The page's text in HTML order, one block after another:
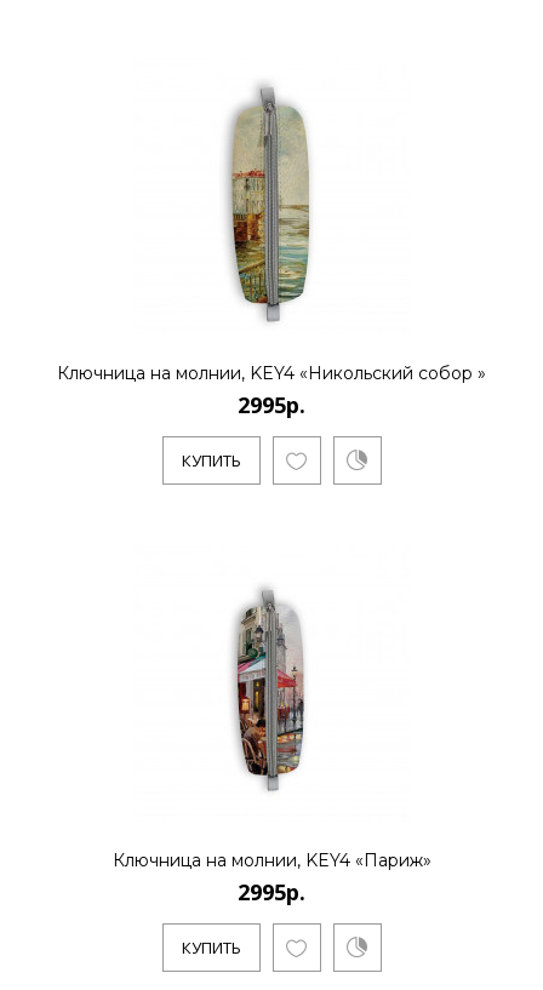
Ключница на молнии, KEY4 «Никольский собор »
2995р.
КУПИТЬ
Ключница на молнии, KEY4 «Париж»
2995р.
КУПИТЬ